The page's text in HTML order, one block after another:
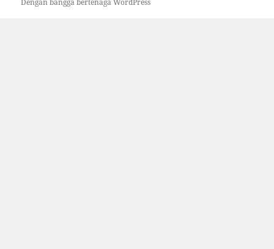
Dengan bangga bertenaga WordPress